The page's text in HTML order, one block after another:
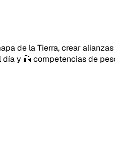
de la Tierra, crear
y 🎣 competencias de